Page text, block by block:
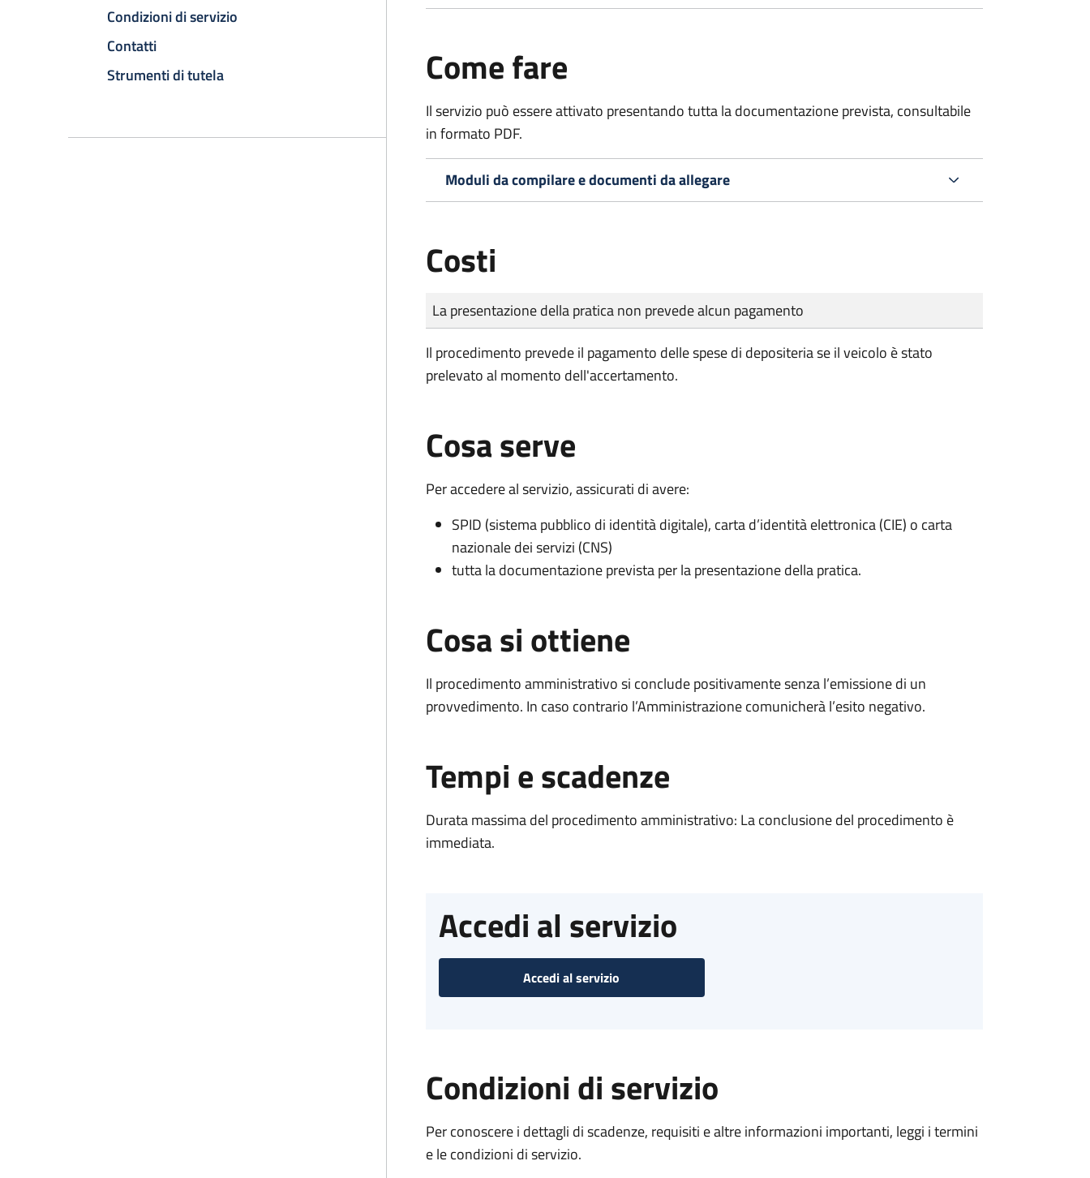
Condizioni di servizio
Contatti
Strumenti di tutela
Come fare
Il servizio può essere attivato presentando tutta la documentazione prevista, consultabile
in formato PDF.
Moduli da compilare e documenti da allegare
Costi
Tipo di pagamento
Importo
La presentazione della pratica non prevede alcun pagamento
Il procedimento prevede il pagamento delle spese di depositeria se il veicolo è stato
prelevato al momento dell'accertamento.
Cosa serve
Per accedere al servizio, assicurati di avere:
SPID (sistema pubblico di identità digitale), carta d’identità elettronica (CIE) o carta
nazionale dei servizi (CNS)
tutta la documentazione prevista per la presentazione della pratica.
Cosa si ottiene
Il procedimento amministrativo si conclude positivamente senza l’emissione di un
provvedimento. In caso contrario l’Amministrazione comunicherà l’esito negativo.
Tempi e scadenze
Durata massima del procedimento amministrativo: La conclusione del procedimento è
immediata.
Accedi al servizio
Accedi al servizio
Condizioni di servizio
Per conoscere i dettagli di scadenze, requisiti e altre informazioni importanti, leggi i termini
e le condizioni di servizio.